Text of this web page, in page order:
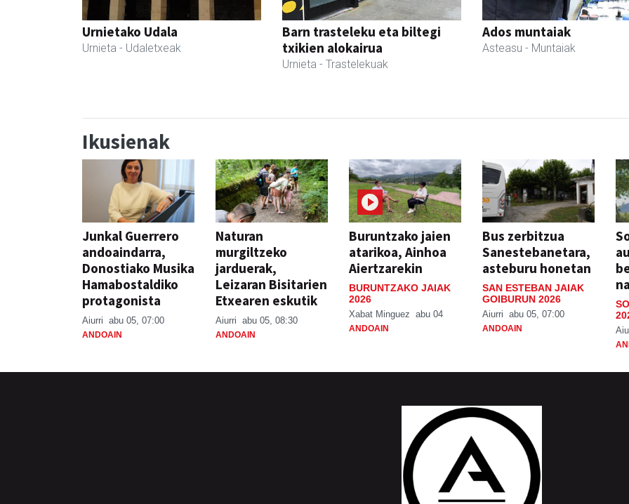
Urnietako Udala
Urnieta - Udaletxeak
Barn trasteleku eta biltegi
txikien alokairua
Urnieta - Trastelekuak
Ados muntaiak
Asteasu - Muntaiak
Ikusienak
Junkal Guerrero
andoaindarra,
Donostiako Musika
Hamabostaldiko
protagonista
Aiurri abu 05, 07:00
ANDOAIN
Naturan
murgiltzeko
jarduerak,
Leizaran Bisitarien
Etxearen eskutik
Aiurri abu 05, 08:30
ANDOAIN
Buruntzako jaien
atarikoa, Ainhoa
Aiertzarekin
BURUNTZAKO JAIAK
2026
Xabat Minguez abu 04
ANDOAIN
Bus zerbitzua
Sanestebanetara,
asteburu honetan
SAN ESTEBAN JAIAK
GOIBURUN 2026
Aiurri abu 05, 07:00
ANDOAIN